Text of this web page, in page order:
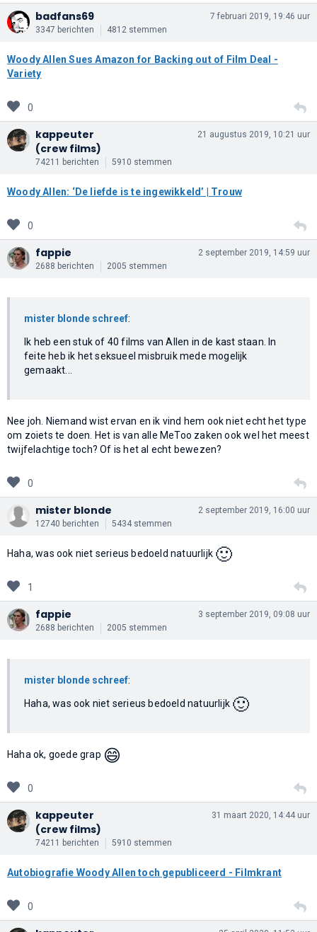
badfans69
3347 berichten 4812 stemmen
7 februari 2019, 19:46 uur
Woody Allen Sues Amazon for Backing out of Film Deal -
Variety
0
kappeuter
(crew films)
74211 berichten 5910 stemmen
21 augustus 2019, 10:21 uur
Woody Allen: ‘De liefde is te ingewikkeld’ | Trouw
0
fappie
2688 berichten 2005 stemmen
2 september 2019, 14:59 uur
mister blonde schreef:
Ik heb een stuk of 40 films van Allen in de kast staan. In
feite heb ik het seksueel misbruik mede mogelijk
gemaakt...
Nee joh. Niemand wist ervan en ik vind hem ook niet echt het type
om zoiets te doen. Het is van alle MeToo zaken ook wel het meest
twijfelachtige toch? Of is het al echt bewezen?
0
mister blonde
12740 berichten 5434 stemmen
2 september 2019, 16:00 uur
Haha, was ook niet serieus bedoeld natuurlijk 🙂
1
fappie
2688 berichten 2005 stemmen
3 september 2019, 09:08 uur
mister blonde schreef:
Haha, was ook niet serieus bedoeld natuurlijk 🙂
Haha ok, goede grap 😄
0
kappeuter
(crew films)
74211 berichten 5910 stemmen
31 maart 2020, 14:44 uur
Autobiografie Woody Allen toch gepubliceerd - Filmkrant
0